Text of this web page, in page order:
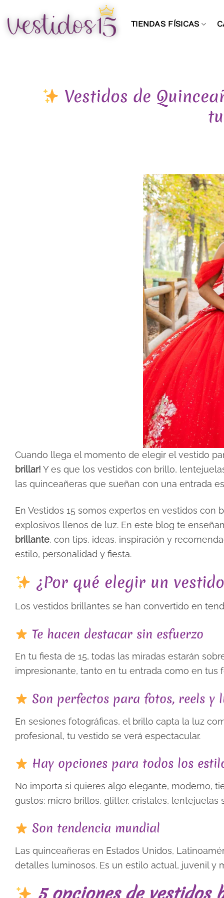
contenido
TIENDAS FÍSICAS
Vestidos de
Cuando llega el momento de elegir el vestido
brillar! Y es que los vestidos con brillo,
las quinceañeras que sueñan con una entrada
En Vestidos 15 somos expertos en vestidos
explosivos llenos de luz. En este blog te
brillante, con tips, ideas, inspiración y
estilo, personalidad y fiesta.
¿Por qué elegir un
Los vestidos brillantes se han convertido en
Te hacen destacar sin esfuerzo
En tu fiesta de 15, todas las miradas estarán
impresionante, tanto en tu entrada como en tus
Son perfectos para fotos, reels y
En sesiones fotográficas, el brillo capta la luz
profesional, tu vestido se verá espectacular.
Hay opciones para todos los
No importa si quieres algo elegante, moderno,
gustos: micro brillos, glitter, cristales,
Son tendencia mundial
Las quinceañeras en Estados Unidos,
detalles luminosos. Es un estilo actual, juvenil y